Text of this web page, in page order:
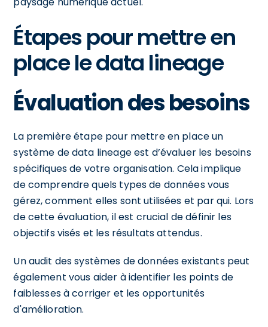
Étapes pour mettre en
place le data lineage
Évaluation des besoins
La première étape pour mettre en place un
système de data lineage est d’évaluer les besoins
spécifiques de votre organisation. Cela implique
de comprendre quels types de données vous
gérez, comment elles sont utilisées et par qui. Lors
de cette évaluation, il est crucial de définir les
objectifs visés et les résultats attendus.
Un audit des systèmes de données existants peut
également vous aider à identifier les points de
faiblesses à corriger et les opportunités
d'amélioration.